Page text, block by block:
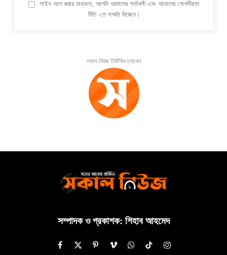
সাইন আপ করার মাধ্যমে, আপনি আমাদের শর্তাবলী এবং আমাদের গোপনীয়তা
নীতি -তে সম্মতি দিচ্ছেন।
সকাল নিউজ ইউটিউব চ্যানেল
সম্পাদক ও প্রকাশক: শিহাব আহমেদ
Facebook
X
PinterestVimeoWhatsAppTikTokInstagram